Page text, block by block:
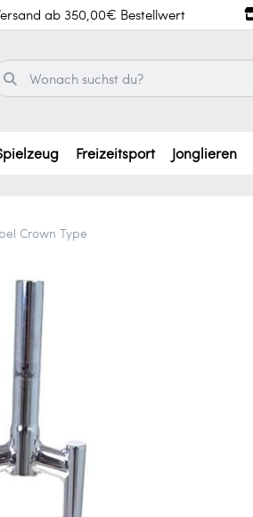
ab 350,00€ Bestellwert
Freizeitsport Jonglieren
Crown Type